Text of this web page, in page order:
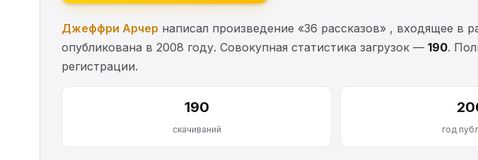
Джеффри Арчер написал произведение «36 рассказов» , входящее в
опубликована в 2008 году. Совокупная статистика загрузок — 190.
регистрации.
190
скачиваний год